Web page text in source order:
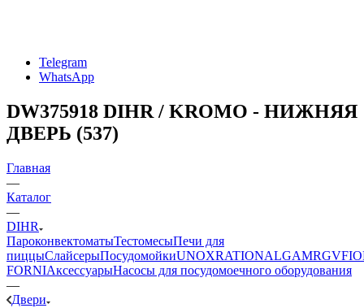
Telegram
WhatsApp
DW375918 DIHR / KROMO - НИЖНЯЯ
ДВЕРЬ (537)
Главная
—
Каталог
—
DIHR
ПароконвектоматыТестомесыПечи для
пиццыСлайсерыПосудомойкиUNOXRATIONALGAMRGV
FORNIАксессуарыНасосы для посудомоечного оборудования
—
Двери